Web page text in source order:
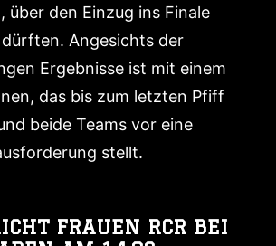
über den Einzug ins Finale
Angesichts der
Ergebnisse ist mit einem
das bis zum letzten Pfiff
beide Teams vor eine
stellt.
FRAUEN RCR BEI